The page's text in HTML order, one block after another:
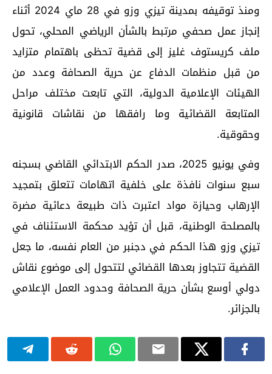
ومنذ توقيفه بمدينة تيزي وزو في 28 ماي 2024 أثناء
إنجاز عمل صحفي مرتبط بالشأن الرياضي المحلي، تحول
ملف كريستوف غليز إلى قضية تحظى باهتمام متزايد
من قبل منظمات الدفاع عن حرية الصحافة وعدد من
الهيئات الإعلامية الدولية، التي تابعت مختلف مراحل
المتابعة القضائية وما رافقها من نقاشات قانونية
وحقوقية.
وفي يونيو 2025، صدر الحكم الابتدائي القاضي بسجنه
سبع سنوات نافذة على خلفية اتهامات تتعلق بتمجيد
الإرهاب وحيازة مواد اعتبرت ذات طبيعة دعائية مضرة
بالمصلحة الوطنية، قبل أن تؤيد محكمة الاستئناف في
تيزي وزو هذا الحكم في دجنبر من العام نفسه، ما جعل
القضية تتجاوز بعدها القضائي لتتحول إلى موضوع نقاش
دولي أوسع بشأن حرية الصحافة وحدود العمل الإعلامي
بالجزائر.